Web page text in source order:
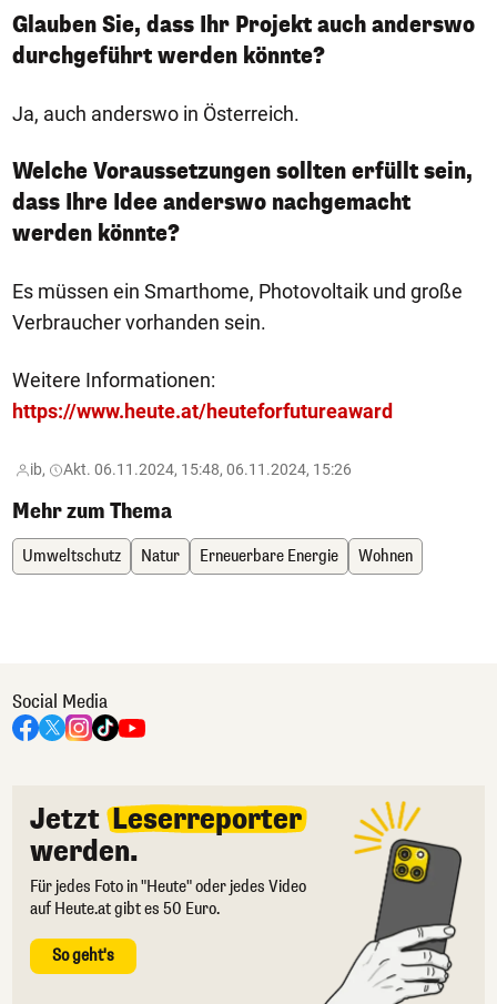
Glauben Sie, dass Ihr Projekt auch anderswo
durchgeführt werden könnte?
Ja, auch anderswo in Österreich.
Welche Voraussetzungen sollten erfüllt sein,
dass Ihre Idee anderswo nachgemacht
werden könnte?
Es müssen ein Smarthome, Photovoltaik und große
Verbraucher vorhanden sein.
Weitere Informationen:
https://www.heute.at/heuteforfutureaward
ib, Akt. 06.11.2024, 15:48, 06.11.2024, 15:26
Mehr zum Thema
Umweltschutz Natur Erneuerbare Energie Wohnen
Social Media
Jetzt Leserreporter
werden.
Für jedes Foto in "Heute" oder jedes Video
auf Heute.at gibt es 50 Euro.
So geht's